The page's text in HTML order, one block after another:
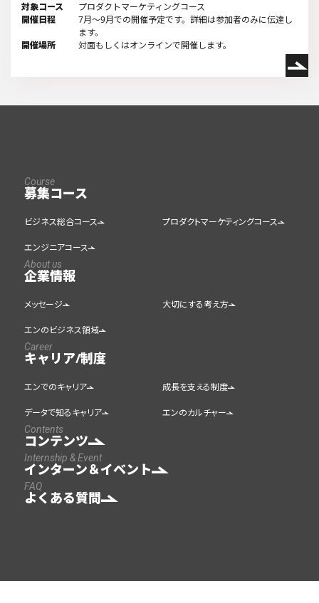
対象コース
プロダクトマーケティングコース
開催日程
7月～9月での開催予定です。詳細は参加者のみに伝達し
ます。
開催場所
対面もしくはオンラインで開催します。
Course
募集コース
ビジネス総合コース プロダクトマーケティングコース
エンジニアコース
About us
企業情報
メッセージ 大切にする考え方
エンのビジネス領域
Career
キャリア/制度
エンでのキャリア 成長を支える制度
データで知るキャリア エンのカルチャー
Contents
コンテンツ
Internship & Event
インターン＆イベント
FAQ
よくある質問